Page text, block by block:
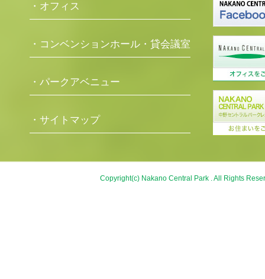
・オフィス
・コンベンションホール・貸会議室
・パークアベニュー
・サイトマップ
Copyright(c) Nakano Central Park . All Rights